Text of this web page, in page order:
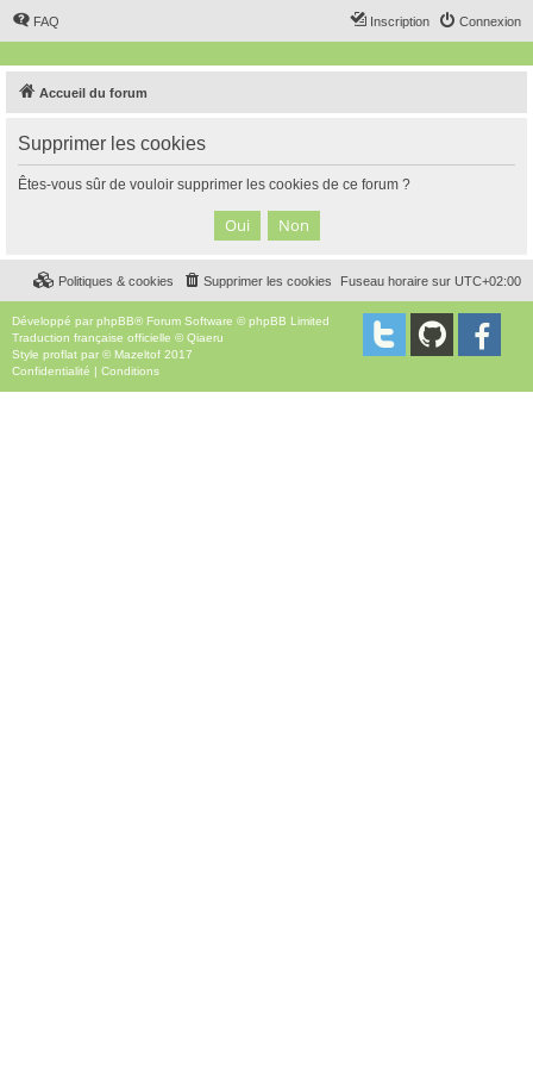
FAQ Connexion
Inscription
Accueil du forum
Supprimer les cookies
Êtes-vous sûr de vouloir supprimer les cookies de ce forum ?
Fuseau horaire sur UTC+02:00
Supprimer les cookies
Politiques & cookies
Développé par phpBB® Forum Software © phpBB Limited
Traduction française officielle ©Qiaeru
Style proflat par © Mazeltof 2017
Confidentialité | Conditions